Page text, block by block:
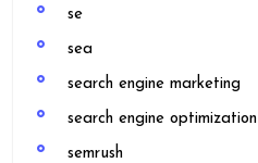
se
sea
search engine marketing
search engine optimization
semrush